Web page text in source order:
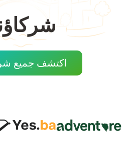
اكتشف جميع